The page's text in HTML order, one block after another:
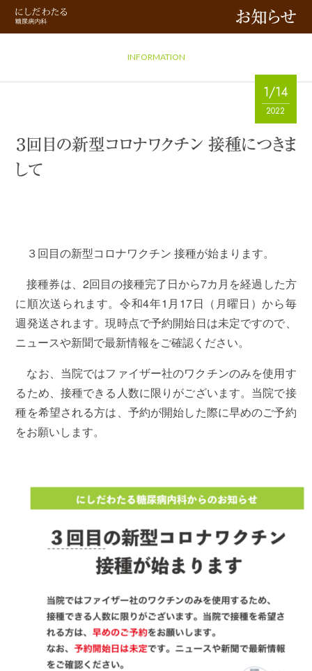
お知らせ
INFORMATION
1/14
2022
３回目の新型コロナワクチン 接種につきま
して
３回目の新型コロナワクチン 接種が始まります。
接種券は、2回目の接種完了日から7カ月を経過した方
に順次送られます。令和4年1月17日（月曜日）から毎
週発送されます。現時点で予約開始日は未定ですので、
ニュースや新聞で最新情報をご確認ください。
なお、当院ではファイザー社のワクチンのみを使用す
るため、接種できる人数に限りがございます。当院で接
種を希望される方は、予約が開始した際に早めのご予約
をお願いします。